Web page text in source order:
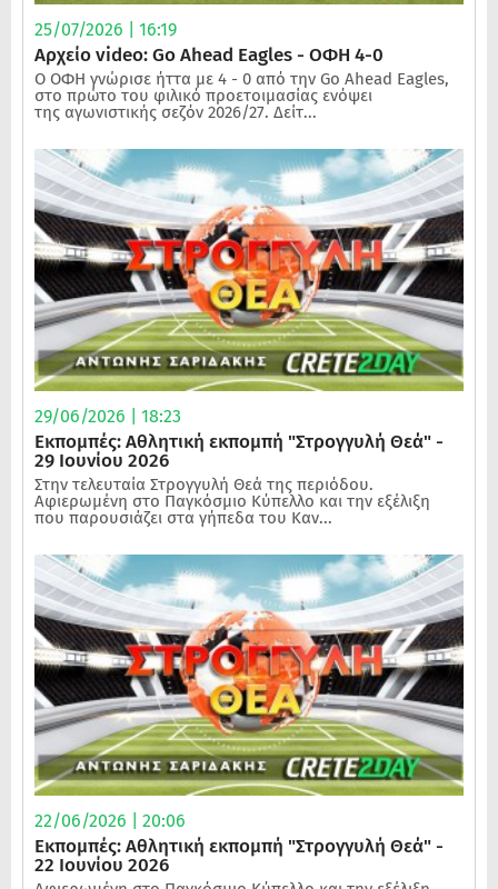
25/07/2026 | 16:19
Αρχείο video: Go Ahead Eagles - ΟΦΗ 4-0
Ο ΟΦΗ γνώρισε ήττα με 4 - 0 από την Go Ahead Eagles,
στο πρώτο του φιλικό προετοιμασίας ενόψει
της αγωνιστικής σεζόν 2026/27. Δείτ...
29/06/2026 | 18:23
Εκπομπές: Αθλητική εκπομπή "Στρογγυλή Θεά" -
29 Ιουνίου 2026
Στην τελευταία Στρογγυλή Θεά της περιόδου.
Αφιερωμένη στο Παγκόσμιο Κύπελλο και την εξέλιξη
που παρουσιάζει στα γήπεδα του Καν...
22/06/2026 | 20:06
Εκπομπές: Αθλητική εκπομπή "Στρογγυλή Θεά" -
22 Ιουνίου 2026